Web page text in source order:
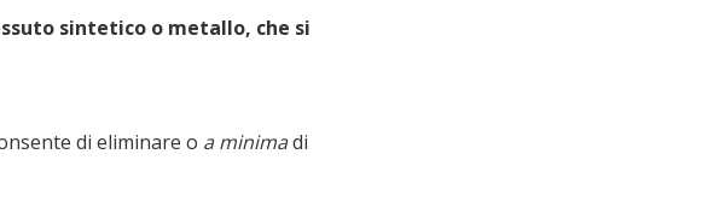
sintetico o metallo, che si
di eliminare o a minimadi